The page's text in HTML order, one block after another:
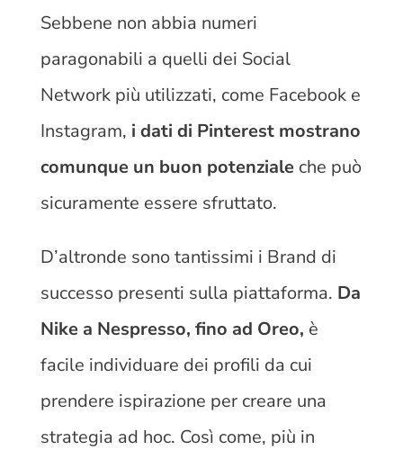
Sebbene non abbia numeri
paragonabili a quelli dei Social
Network più utilizzati, come Facebook e
Instagram, i dati di Pinterest mostrano
comunque un buon potenziale che può
sicuramente essere sfruttato.
D’altronde sono tantissimi i Brand di
successo presenti sulla piattaforma. Da
Nike a Nespresso, fino ad Oreo, è
facile individuare dei profili da cui
prendere ispirazione per creare una
strategia ad hoc. Così come, più in